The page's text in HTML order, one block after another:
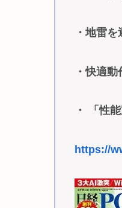
・地雷
・快適
・ 「性
https://